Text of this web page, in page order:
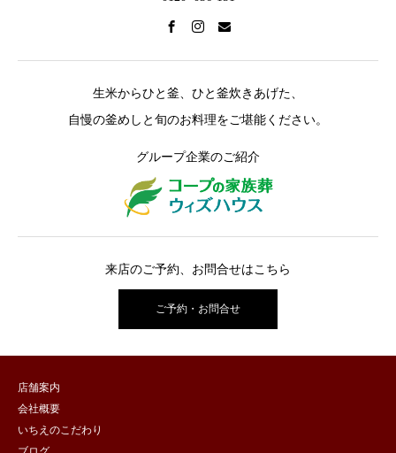
生米からひと釜、ひと釜炊きあげた、
自慢の釜めしと旬のお料理をご堪能ください。
グループ企業のご紹介
来店のご予約、お問合せはこちら
ご予約・お問合せ
店舗案内
会社概要
いちえのこだわり